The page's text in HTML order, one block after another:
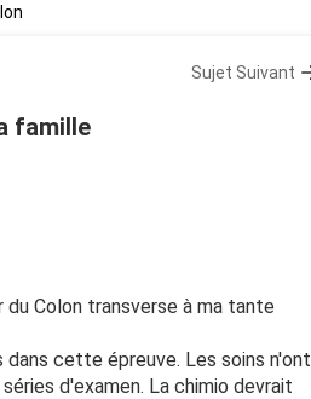
Sujet Suivant
famille
Colon transverse à ma tante
cette épreuve. Les soins n'ont
d'examen. La chimio devrait